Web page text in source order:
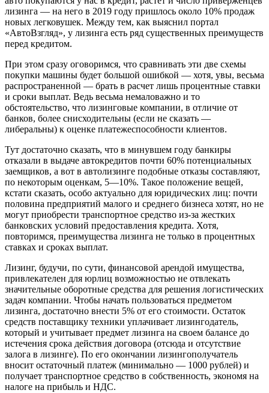
лизинга — на него в 2019 году пришлось около 10% продаж
новых легковушек. Между тем, как выяснил портал
«АвтоВзгляд», у лизинга есть ряд существенных преимуществ
перед кредитом.
При этом сразу оговоримся, что сравнивать эти две схемы
покупки машины будет большой ошибкой — хотя, увы, весьма
распространенной — брать в расчет лишь процентные ставки
и сроки выплат. Ведь весьма немаловажно и то
обстоятельство, что лизинговые компании, в отличие от
банков, более снисходительны (если не сказать —
либеральны) к оценке платежеспособности клиентов.
Тут достаточно сказать, что в минувшем году банкиры
отказали в выдаче автокредитов почти 60% потенциальных
заемщиков, а вот в автолизинге подобные отказы составляют,
по некоторым оценкам, 5—10%. Такое положение вещей,
кстати сказать, особо актуально для юридических лиц: почти
половина предприятий малого и среднего бизнеса хотят, но не
могут приобрести транспортное средство из-за жестких
банковских условий предоставления кредита. Хотя,
повторимся, преимущества лизинга не только в процентных
ставках и сроках выплат.
Лизинг, будучи, по сути, финансовой арендой имущества,
привлекателен для юрлиц возможностью не отвлекать
значительные оборотные средства для решения логистических
задач компании. Чтобы начать пользоваться предметом
лизинга, достаточно внести 5% от его стоимости. Остаток
средств поставщику техники уплачивает лизингодатель,
который и учитывает предмет лизинга на своем балансе до
истечения срока действия договора (отсюда и отсутствие
залога в лизинге). По его окончании лизингополучатель
вносит остаточный платеж (минимально — 1000 рублей) и
получает транспортное средство в собственность, экономя на
налоге на прибыль и НДС.